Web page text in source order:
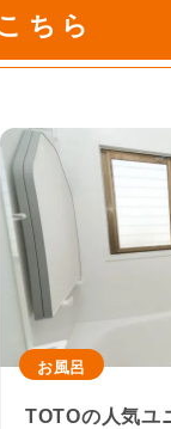
ちら
お風呂
TOTOの人気ユ